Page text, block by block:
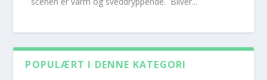
POPULÆRT I DENNE KATEGORI